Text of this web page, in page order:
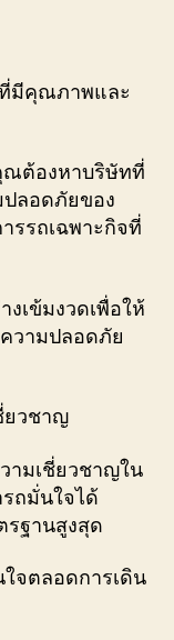
มีคุณภาพและ
ณต้องหาบริษัทที่
ลอดภัยของ
รรถเฉพาะกิจที่
งเข้มงวดเพื่อให้
วามปลอดภัย
ยวชาญ
ามเชี่ยวชาญใน
ถมั่นใจได้
รฐานสูงสุด
จตลอดการเดิน